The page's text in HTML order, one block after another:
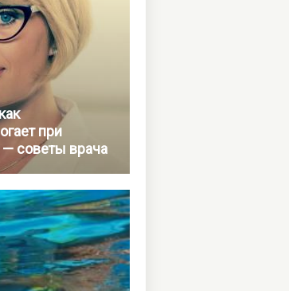
при
советы врача